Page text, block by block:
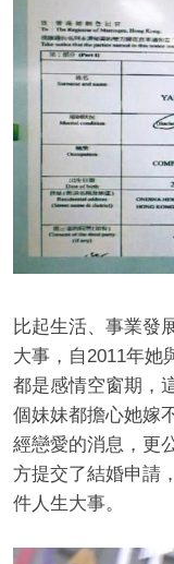
比起生活、事業發
大事，自2011年她
都是感情空窗期，
個妹妹都擔心她嫁
經戀愛的消息，更
方提交了結婚申請
件人生大事。